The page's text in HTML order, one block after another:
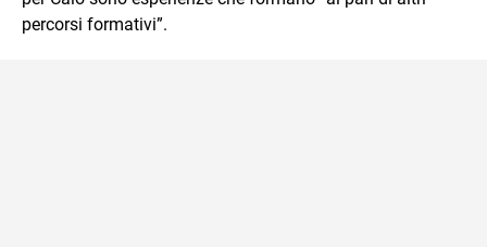
percorsi formativi”.